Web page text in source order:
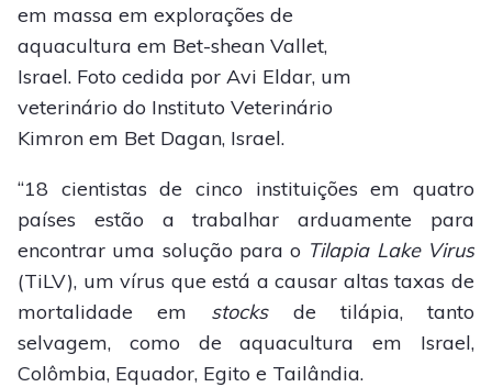
em massa em explorações de
aquacultura em Bet-shean Vallet,
Israel. Foto cedida por Avi Eldar, um
veterinário do Instituto Veterinário
Kimron em Bet Dagan, Israel.
“18 cientistas de cinco instituições em quatro
países estão a trabalhar arduamente para
encontrar uma solução para o Tilapia Lake Virus
(TiLV), um vírus que está a causar altas taxas de
mortalidade em stocksde tilápia, tanto
selvagem, como de aquacultura em Israel,
Colômbia, Equador, Egito e Tailândia.